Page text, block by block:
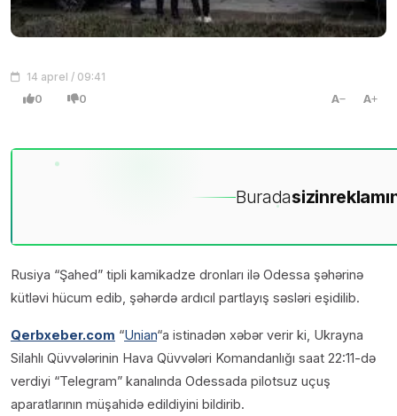
14 aprel / 09:41
0 0 A A
Buradasizin
Rusiya “Şahed” tipli kamikadze dronları ilə Odessa şəhərinə
kütləvi hücum edib, şəhərdə ardıcıl partlayış səsləri eşidilib.
Qerbxeber.com “Unian“a istinadən xəbər verir ki, Ukrayna
Silahlı Qüvvələrinin Hava Qüvvələri Komandanlığı saat 22:11-də
verdiyi “Telegram” kanalında Odessada pilotsuz uçuş
aparatlarının müşahidə edildiyini bildirib.